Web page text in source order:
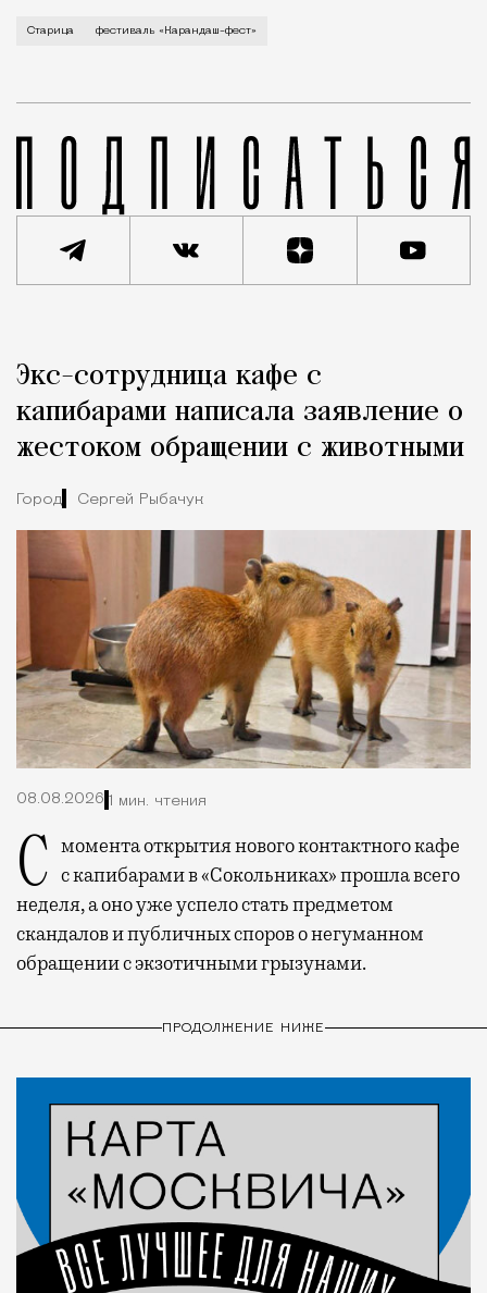
В минувший уикенд маленькая Старица в
Старица фестиваль «Карандаш-фест»
Город
Экс-сотрудница кафе с
капибарами написала заявление о
жестоком обращении с животными
Город Сергей Рыбачук
08.08.2026 1 мин. чтения
С момента открытия нового контактного кафе с капибарами в «Сокольниках» прошла всего
неделя, а оно уже успело стать предметом
скандалов и публичных споров о негуманном
обращении с экзотичными грызунами.
ПРОДОЛЖЕНИЕ НИЖЕ